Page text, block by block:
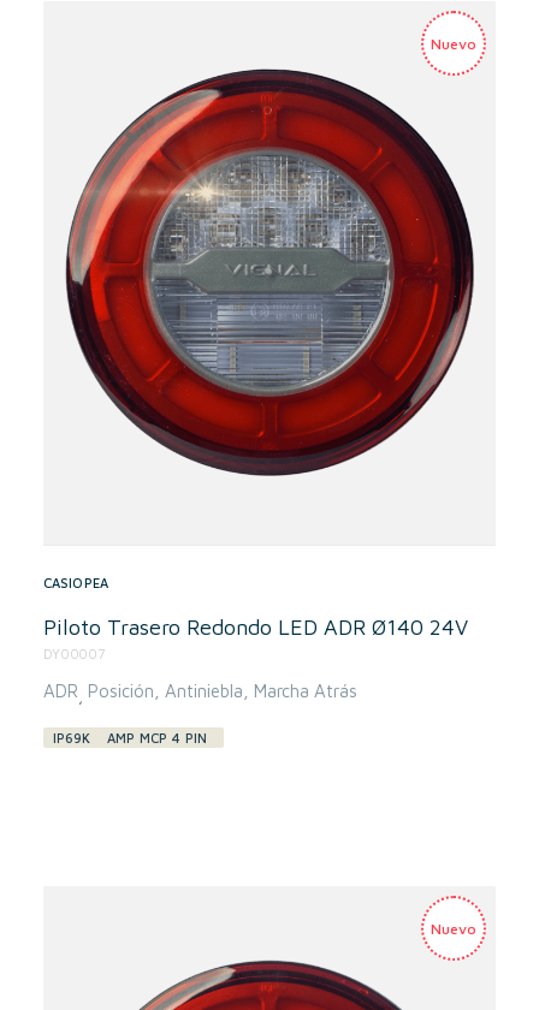
CASIOPEA
Piloto Trasero Redondo LED ADR Ø140 24V
DY00007
ADR Posición Antiniebla Marcha Atrás
IP69K AMP MCP 4 PIN